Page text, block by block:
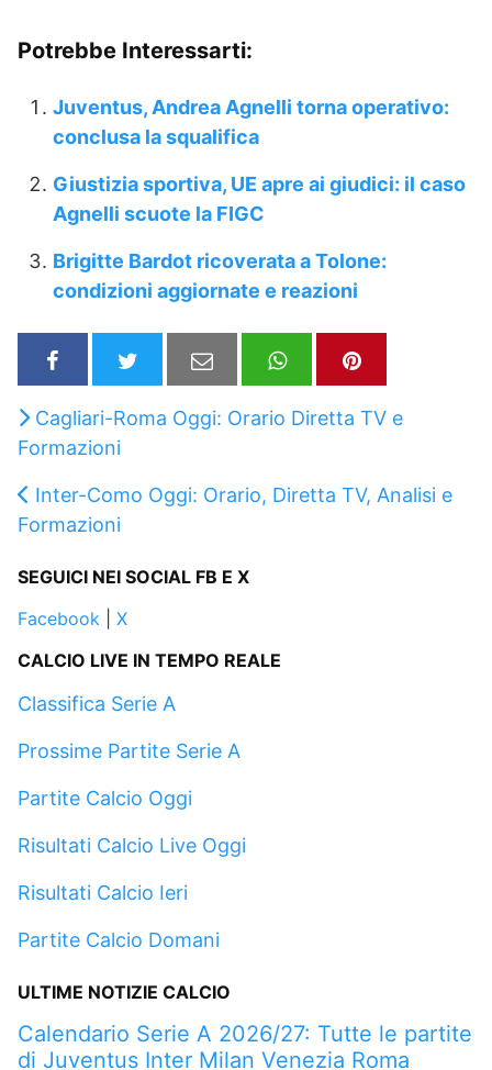
Potrebbe Interessarti:
Juventus, Andrea Agnelli torna operativo:
conclusa la squalifica
Giustizia sportiva, UE apre ai giudici: il caso
Agnelli scuote la FIGC
Brigitte Bardot ricoverata a Tolone:
condizioni aggiornate e reazioni
Cagliari-Roma Oggi: Orario Diretta TV e
Formazioni
Inter-Como Oggi: Orario, Diretta TV, Analisi e
Formazioni
SEGUICI NEI SOCIAL FB E X
Facebook
X
CALCIO LIVE IN TEMPO REALE
Classifica Serie A
Prossime Partite Serie A
Partite Calcio Oggi
Risultati Calcio Live Oggi
Risultati Calcio Ieri
Partite Calcio Domani
ULTIME NOTIZIE CALCIO
Calendario Serie A 2026/27: Tutte le partite
di Juventus Inter Milan Venezia Roma